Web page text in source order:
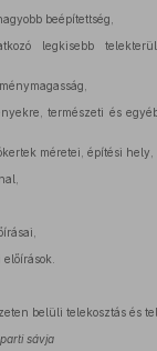
beépítettség,
legkisebb
természeti és
méretei, építési hely,
belüli telekosztás és
sávja